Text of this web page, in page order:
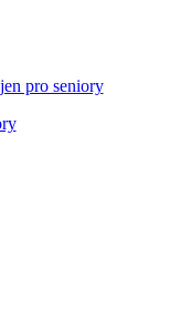
pro seniory